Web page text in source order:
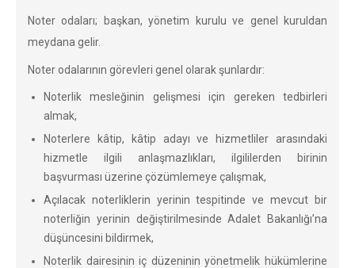
Noter odaları; başkan, yönetim kurulu ve genel kuruldan
meydana gelir.
Noter odalarının görevleri genel olarak şunlardır:
Noterlik mesleğinin gelişmesi için gereken tedbirleri
almak,
Noterlere kâtip, kâtip adayı ve hizmetliler arasındaki
hizmetle ilgili anlaşmazlıkları, ilgililerden birinin
başvurması üzerine çözümlemeye çalışmak,
Açılacak noterliklerin yerinin tespitinde ve mevcut bir
noterliğin yerinin değiştirilmesinde Adalet Bakanlığı’na
düşüncesini bildirmek,
Noterlik dairesinin iç düzeninin yönetmelik hükümlerine